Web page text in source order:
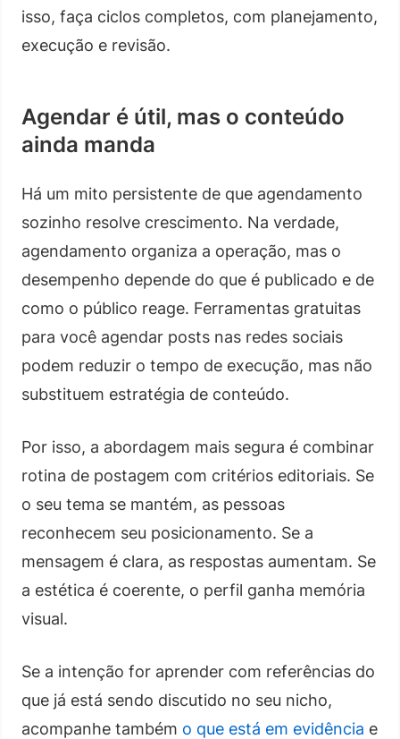
isso, faça ciclos completos, com planejamento,
execução e revisão.
Agendar é útil, mas o conteúdo
ainda manda
Há um mito persistente de que agendamento
sozinho resolve crescimento. Na verdade,
agendamento organiza a operação, mas o
desempenho depende do que é publicado e de
como o público reage. Ferramentas gratuitas
para você agendar posts nas redes sociais
podem reduzir o tempo de execução, mas não
substituem estratégia de conteúdo.
Por isso, a abordagem mais segura é combinar
rotina de postagem com critérios editoriais. Se
o seu tema se mantém, as pessoas
reconhecem seu posicionamento. Se a
mensagem é clara, as respostas aumentam. Se
a estética é coerente, o perfil ganha memória
visual.
Se a intenção for aprender com referências do
que já está sendo discutido no seu nicho,
acompanhe também o que está em evidência e